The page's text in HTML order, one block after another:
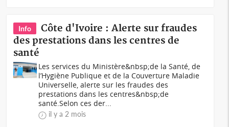
Info
Côte d'Ivoire : Alerte sur fraudes
des prestations dans les centres de
santé
Les services du Ministère&nbsp;de la Santé, de
l’Hygiène Publique et de la Couverture Maladie
Universelle, alerte sur les fraudes des
prestations dans les centres&nbsp;de
santé.Selon ces der...
il y a 2 mois